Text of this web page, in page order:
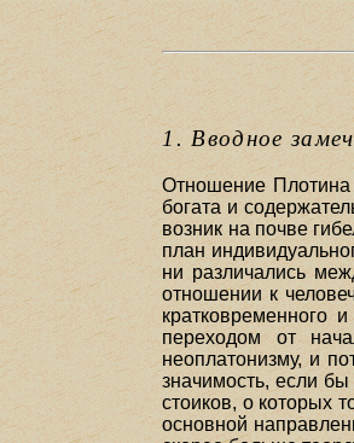
1. Вводное
Отношение Плотина
богата и
возник на почве
план
ни различались
отношении к
переходом от
неоплатонизму, и
значимость, если
стоиков, о которых
основной